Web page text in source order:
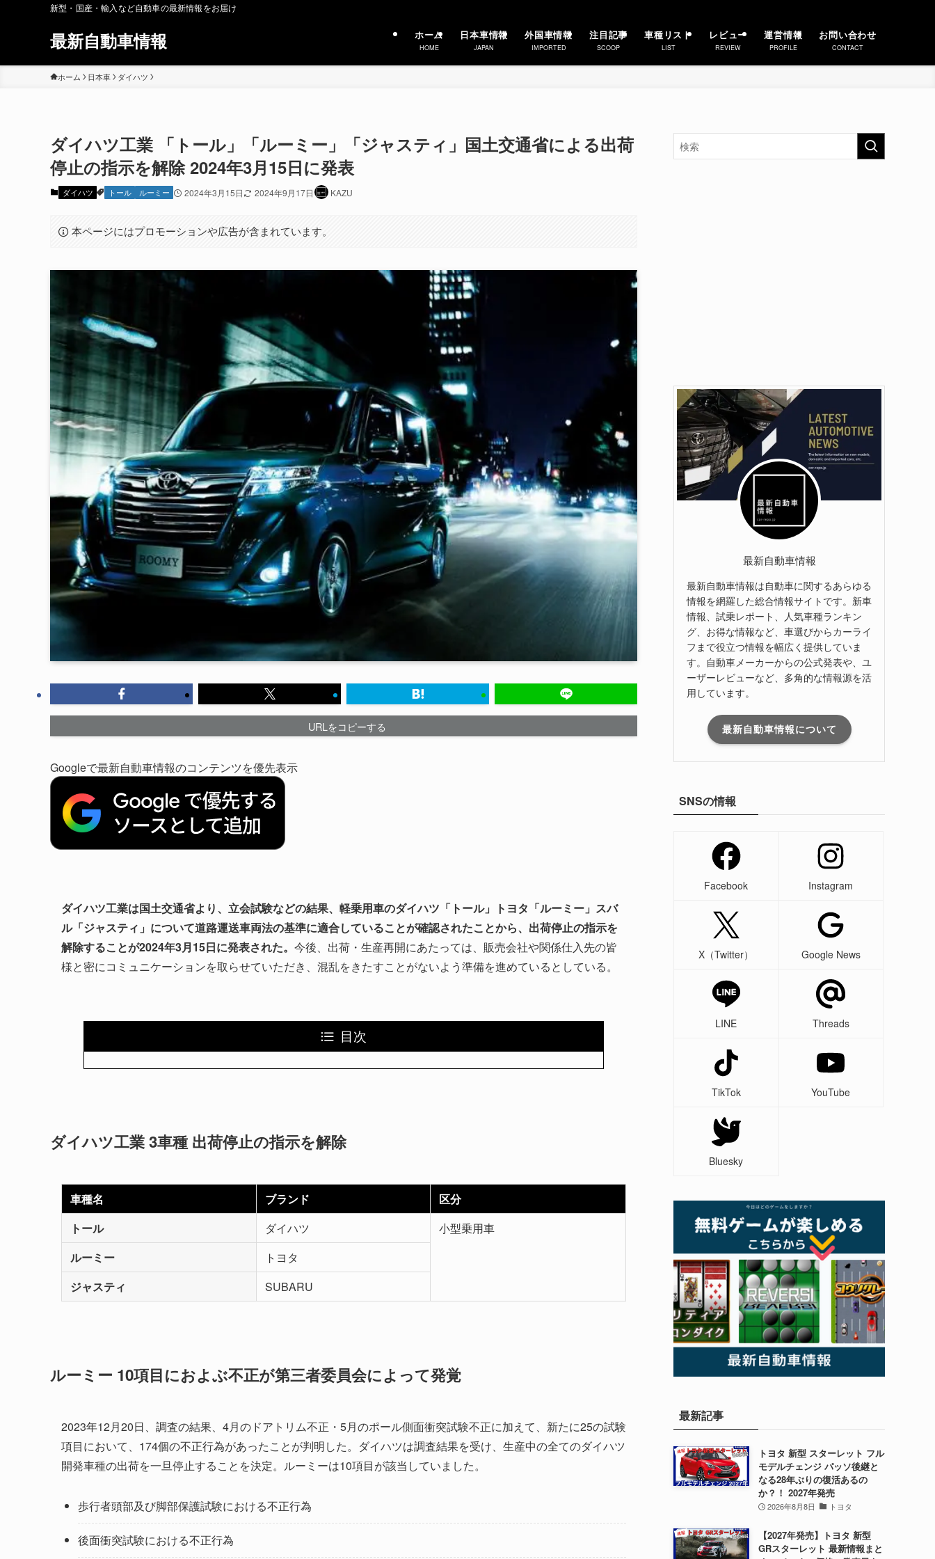
新型・国産・輸入など自動車の最新情報をお届け
最新自動車情報 ホーム
HOME
日本車情報
JAPAN
外国車情報
IMPORTED
注目記事
SCOOP
車種リスト
LIST
レビュー
REVIEW
運営情報
PROFILE
お問い合わせ
CONTACT
ホーム 日本車 ダイハツ
ダイハツ工業 「トール」「ルーミー」「ジャスティ」国土交通省による出荷
停止の指示を解除 2024年3月15日に発表
ダイハツ トール ルーミー 2024年3月15日 2024年9月17日 KAZU
本ページにはプロモーションや広告が含まれています。
URLをコピーする
Googleで最新自動車情報のコンテンツを優先表示
ダイハツ工業は国土交通省より、立会試験などの結果、軽乗用車のダイハツ「トール」トヨタ「ルーミー」スバ
ル「ジャスティ」について道路運送車両法の基準に適合していることが確認されたことから、出荷停止の指示を
解除することが2024年3月15日に発表された。 今後、出荷・生産再開にあたっては、販売会社や関係仕入先の皆
様と密にコミュニケーションを取らせていただき、混乱をきたすことがないよう準備を進めているとしている。
目次
ダイハツ工業 3車種 出荷停止の指示を解除
車種名 ブランド
区分
トール
ダイハツ
小型乗用車
ルーミー
トヨタ
ジャスティ
SUBARU
ルーミー 10項目におよぶ不正が第三者委員会によって発覚
2023年12月20日、調査の結果、4月のドアトリム不正・5月のポール側面衝突試験不正に加えて、新たに25の試験
項目において、174個の不正行為があったことが判明した。ダイハツは調査結果を受け、生産中の全てのダイハツ
開発車種の出荷を一旦停止することを決定。ルーミーは10項目が該当していました。
歩行者頭部及び脚部保護試験における不正行為
後面衝突試験における不正行為
最新自動車情報
最新自動車情報は自動車に関するあらゆる
情報を網羅した総合情報サイトです。新車
情報、試乗レポート、人気車種ランキン
グ、お得な情報など、車選びからカーライ
フまで役立つ情報を幅広く提供していま
す。自動車メーカーからの公式発表や、ユ
ーザーレビューなど、多角的な情報源を活
用しています。
最新自動車情報について
SNSの情報
Facebook Instagram
X（Twitter） Google News
LINE Threads
TikTok YouTube
Bluesky
最新記事
トヨタ 新型 スターレット フル
モデルチェンジ パッソ後継と
なる28年ぶりの復活あるの
か？！ 2027年発売
2026年8月8日 トヨタ
【2027年発売】トヨタ 新型
GRスターレット 最新情報まと